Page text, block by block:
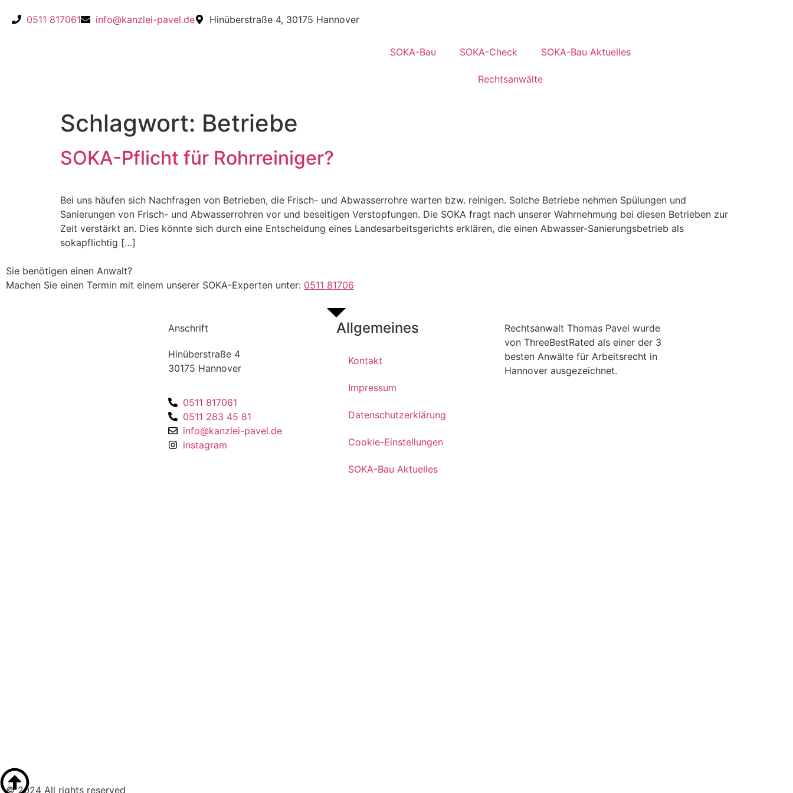
0511 817061 info@kanzlei-pavel.de Hinüberstraße 4, 30175 Hannover
SOKA-Bau SOKA-Check SOKA-Bau Aktuelles
Rechtsanwälte
Schlagwort: Betriebe
SOKA-Pflicht für Rohrreiniger?
Bei uns häufen sich Nachfragen von Betrieben, die Frisch- und Abwasserrohre warten bzw. reinigen. Solche Betriebe nehmen Spülungen und
Sanierungen von Frisch- und Abwasserrohren vor und beseitigen Verstopfungen. Die SOKA fragt nach unserer Wahrnehmung bei diesen Betrieben zur
Zeit verstärkt an. Dies könnte sich durch eine Entscheidung eines Landesarbeitsgerichts erklären, die einen Abwasser-Sanierungsbetrieb als
sokapflichtig […]
Sie benötigen einen Anwalt?
Machen Sie einen Termin mit einem unserer SOKA-Experten unter: 0511 81706
Anschrift
Hinüberstraße 4
30175 Hannover
0511 817061
0511 283 45 81
info@kanzlei-pavel.de
instagram
Allgemeines
Kontakt
Impressum
Datenschutzerklärung
Cookie-Einstellungen
SOKA-Bau Aktuelles
Rechtsanwalt Thomas Pavel wurde
von ThreeBestRated als einer der 3
besten Anwälte für Arbeitsrecht in
Hannover ausgezeichnet.
© 2024 All rights reserved